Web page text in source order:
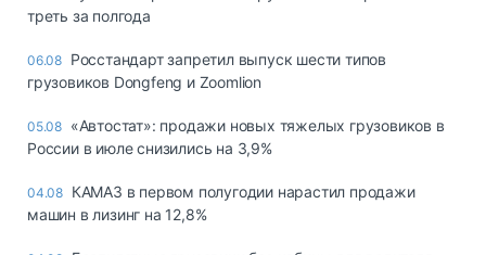
треть за полгода
06.08 Росстандарт запретил выпуск шести типов
грузовиков Dongfeng и Zoomlion
05.08 «Автостат»: продажи новых тяжелых грузовиков в
России в июле снизились на 3,9%
04.08 КАМАЗ в первом полугодии нарастил продажи
машин в лизинг на 12,8%